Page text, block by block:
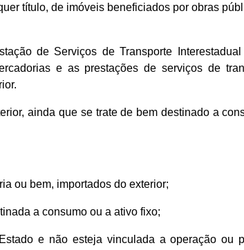
título, de imóveis beneficiados por obras
de Serviços de Transporte
e as prestações de serviços de
ainda que se trate de bem destinado a
ou bem, importados do exterior;
a consumo ou a ativo fixo;
e não esteja vinculada a operação ou